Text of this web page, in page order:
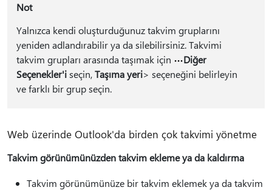
Not
Yalnızca kendi oluşturduğunuz takvim gruplarını
yeniden adlandırabilir ya da silebilirsiniz. Takvimi
takvim grupları arasında taşımak için
Diğer
Seçenekler'iseçin,Taşıma yeri> seçeneğini belirleyin
ve farklı bir grup seçin.
Web üzerinde Outlook'da birden çok takvimi yönetme
Takvim görünümünüzden takvim ekleme ya da kaldırma
Takvim görünümünüze bir takvim eklemek ya da takvim